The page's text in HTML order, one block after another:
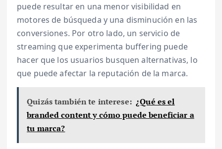
puede resultar en una menor visibilidad en
motores de búsqueda y una disminución en las
conversiones. Por otro lado, un servicio de
streaming que experimenta buffering puede
hacer que los usuarios busquen alternativas, lo
que puede afectar la reputación de la marca.
Quizás también te interese: ¿Qué es el
branded content y cómo puede beneficiar a
tu marca?